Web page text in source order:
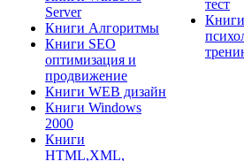
Server
Книги Алгоритмы
Книги SEO
оптимизация и
продвижение
Книги WEB дизайн
Книги Windows
2000
Книги
HTML,XML,
тест
Книги